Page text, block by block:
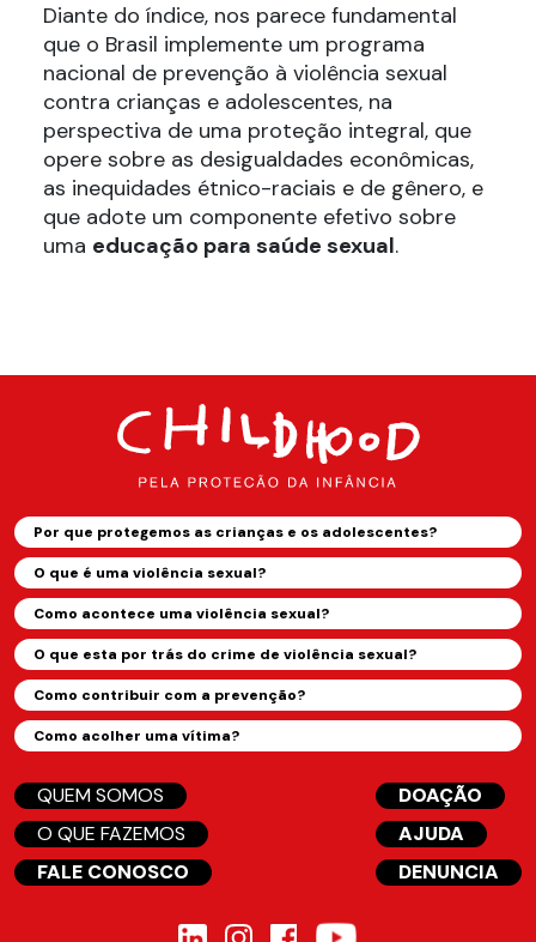
Diante do índice, nos parece fundamental
que o Brasil implemente um programa
nacional de prevenção à violência sexual
contra crianças e adolescentes, na
perspectiva de uma proteção integral, que
opere sobre as desigualdades econômicas,
as inequidades étnico-raciais e de gênero, e
que adote um componente efetivo sobre
uma educação para saúde sexual.
Por que protegemos as crianças e os adolescentes?
O que é uma violência sexual?
Como acontece uma violência sexual?
O que esta por trás do crime de violência sexual?
Como contribuir com a prevenção?
Como acolher uma vítima?
QUEM SOMOS
O QUE FAZEMOS
FALE CONOSCO
DOAÇÃO
AJUDA
DENUNCIA